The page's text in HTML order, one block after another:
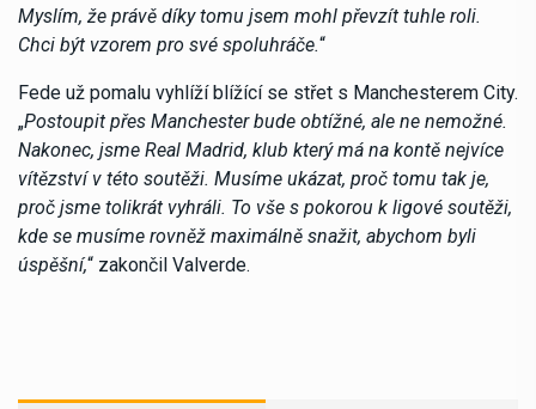
Myslím, že právě díky tomu jsem mohl převzít tuhle roli.
Chci být vzorem pro své spoluhráče.“
Fede už pomalu vyhlíží blížící se střet s Manchesterem City.
„Postoupit přes Manchester bude obtížné, ale ne nemožné.
Nakonec, jsme Real Madrid, klub který má na kontě nejvíce
vítězství v této soutěži. Musíme ukázat, proč tomu tak je,
proč jsme tolikrát vyhráli. To vše s pokorou k ligové soutěži,
kde se musíme rovněž maximálně snažit, abychom byli
úspěšní,“ zakončil Valverde.